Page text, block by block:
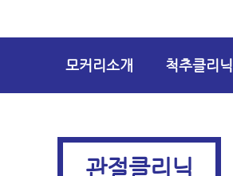
모커리소개 척추클리닉
관절클리닉